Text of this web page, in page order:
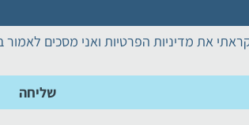
את מדיניות הפרטיות ואני מסכים לאמור
שליחה